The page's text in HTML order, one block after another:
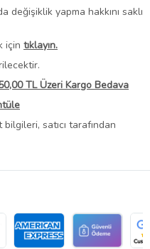
değişiklik yapma hakkını saklı
için tıklayın.
TL Üzeri Kargo Bedava
satıcı tarafından